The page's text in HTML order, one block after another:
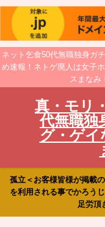
ネット乞食50代無職独身ガ
め速報！ネトゲ廃人は女子
スまなみ
真・モリ
代無職独
グ・ゲイ
孤立＜お客様皆様が掲載
を利用される事でかろう
足労頂